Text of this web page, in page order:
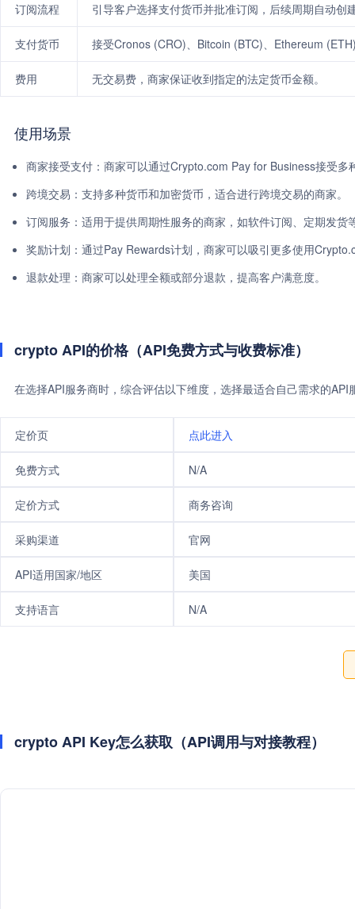
订阅流程 引导客户选择支付货币并批准订阅，后续周期自动创
支付货币 接受Cronos (CRO)、Bitcoin (BTC)、Ethereum
费用 无交易费，商家保证收到指定的法定货币金额。
使用场景
商家接受支付：商家可以通过Crypto.com Pay for Business接受多
跨境交易：支持多种货币和加密货币，适合进行跨境交易的商家。
订阅服务：适用于提供周期性服务的商家，如软件订阅、定期发货
奖励计划：通过Pay Rewards计划，商家可以吸引更多使用
退款处理：商家可以处理全额或部分退款，提高客户满意度。
crypto API的价格（API免费方式与收费标准）
在选择API服务商时，综合评估以下维度，选择最适合自己需求的
定价页 点此进入
免费方式 N/A
定价方式 商务咨询
采购渠道 官网
API适用国家/地区 美国
支持语言 N/A
crypto API Key怎么获取（API调用与对接教程）